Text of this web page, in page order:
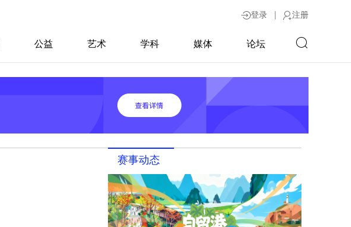
登录 | 注册
公益 艺术 学科 媒体 论坛
赛事动态